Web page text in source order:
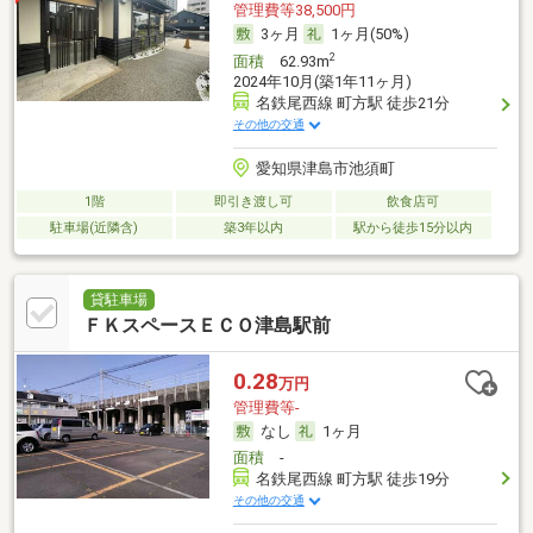
管理費等38,500円
3ヶ月
1ヶ月(50%)
面積62.93m2
2024年10月(築1年11ヶ月)
名鉄尾西線 町方駅 徒歩21分
その他の交通
愛知県津島市池須町
1階 即引き渡し可
飲食店可
駐車場(近隣含)
築3年以内 駅から徒歩15分以内
貸駐車場
ＦＫスペースＥＣＯ津島駅前
0.28万円
管理費等-
なし
1ヶ月
面積-
名鉄尾西線 町方駅 徒歩19分
その他の交通